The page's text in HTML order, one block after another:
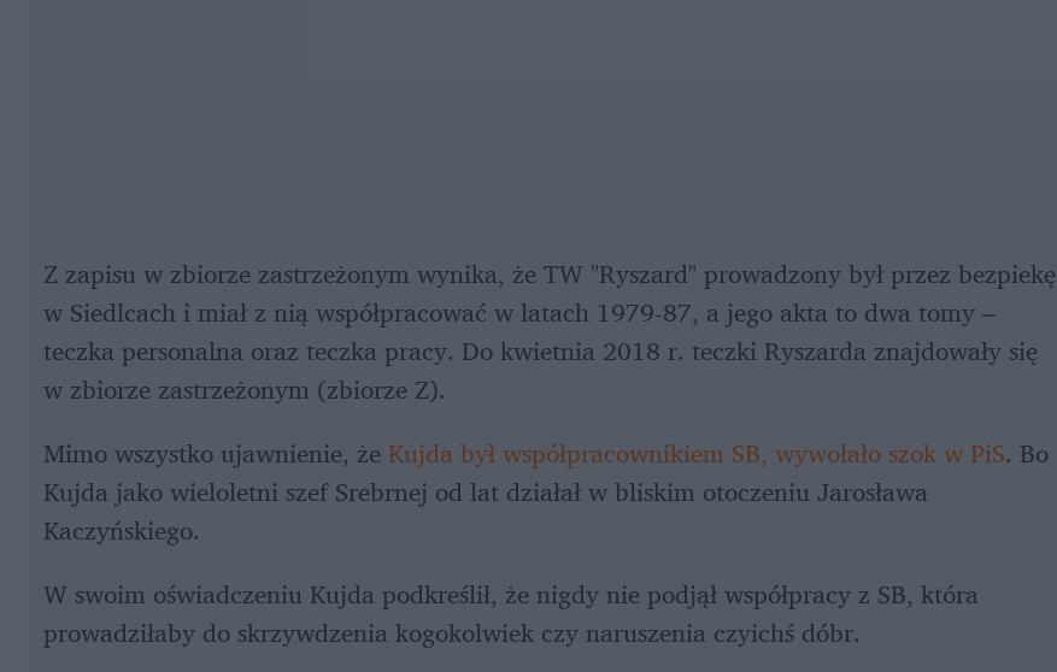
Z zapisu w zbiorze zastrzeżonym wynika, że TW "Ryszard" prowadzony był przez bezpiekę
w Siedlcach i miał z nią współpracować w latach 1979-87, a jego akta to dwa tomy –
teczka personalna oraz teczka pracy. Do kwietnia 2018 r. teczki Ryszarda znajdowały się
w zbiorze zastrzeżonym (zbiorze Z).
Mimo wszystko ujawnienie, że Kujda był współpracownikiem SB, wywołało szok w PiS. Bo
Kujda jako wieloletni szef Srebrnej od lat działał w bliskim otoczeniu Jarosława
Kaczyńskiego.
W swoim oświadczeniu Kujda podkreślił, że nigdy nie podjął współpracy z SB, która
prowadziłaby do skrzywdzenia kogokolwiek czy naruszenia czyichś dóbr.